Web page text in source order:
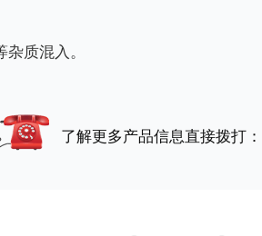
质混入。
了解更多产品信息直接拨打：